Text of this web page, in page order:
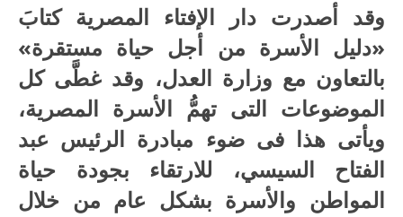
وقد أصدرت دار الإفتاء المصرية كتابَ
«دليل الأسرة من أجل حياة مستقرة»
بالتعاون مع وزارة العدل، وقد غطَّى كل
الموضوعات التى تهمُّ الأسرة المصرية،
ويأتى هذا فى ضوء مبادرة الرئيس عبد
الفتاح السيسي، للارتقاء بجودة حياة
المواطن والأسرة بشكل عام من خلال